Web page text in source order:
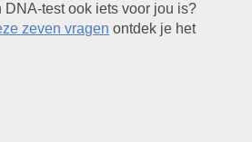
DNA-test ook iets voor jou is?
zeven vragen ontdek je het